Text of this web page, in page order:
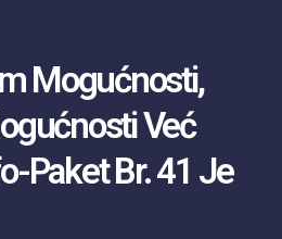
Mogućnosti,
Već
Paket Br. 41 Je